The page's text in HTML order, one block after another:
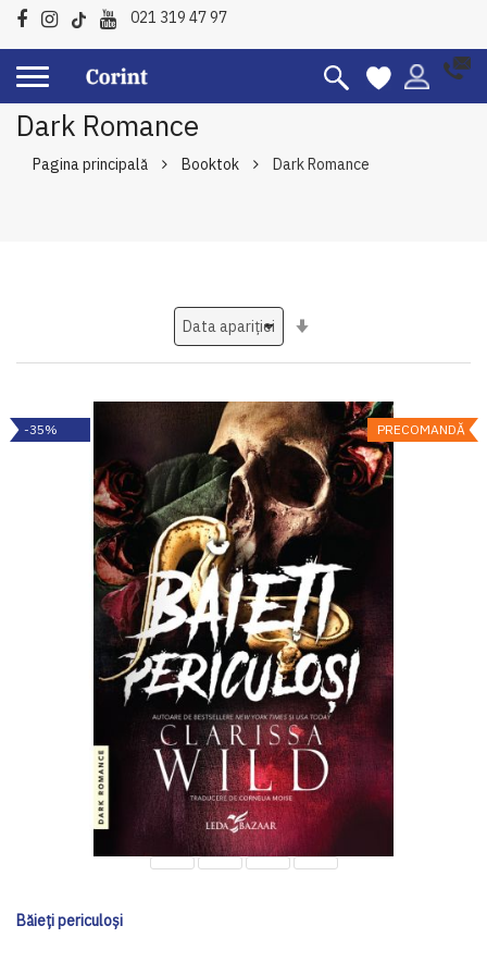
021 319 47 97
Dark Romance
Pagina principală Booktok Dark Romance
PRECOMANDĂ
-35%
Băieți periculoși